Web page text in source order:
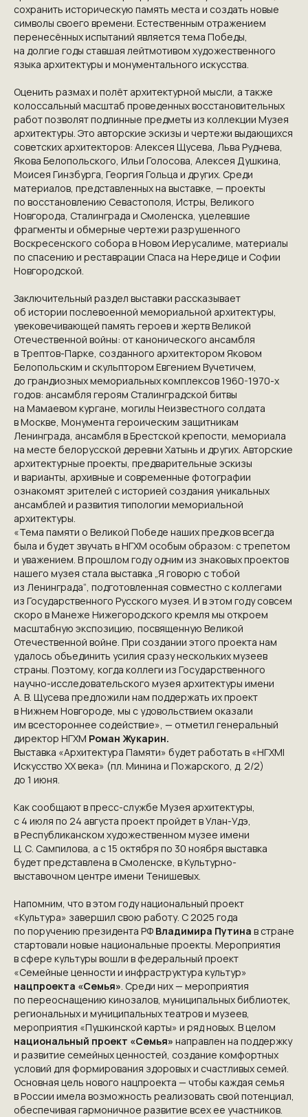
сохранить историческую память места и создать новые
символы своего времени. Естественным отражением
перенесённых испытаний является тема Победы,
на долгие годы ставшая лейтмотивом художественного
языка архитектуры и монументального искусства.
Оценить размах и полёт архитектурной мысли, а также
колоссальный масштаб проведенных восстановительных
работ позволят подлинные предметы из коллекции Музея
архитектуры. Это авторские эскизы и чертежи выдающихся
советских архитекторов: Алексея Щусева, Льва Руднева,
Якова Белопольского, Ильи Голосова, Алексея Душкина,
Моисея Гинзбурга, Георгия Гольца и других. Среди
материалов, представленных на выставке, — проекты
по восстановлению Севастополя, Истры, Великого
Новгорода, Сталинграда и Смоленска, уцелевшие
фрагменты и обмерные чертежи разрушенного
Воскресенского собора в Новом Иерусалиме, материалы
по спасению и реставрации Спаса на Нередице и Софии
Новгородской.
Заключительный раздел выставки рассказывает
об истории послевоенной мемориальной архитектуры,
увековечивающей память героев и жертв Великой
Отечественной войны: от канонического ансамбля
в Трептов-Парке, созданного архитектором Яковом
Белопольским и скульптором Евгением Вучетичем,
до грандиозных мемориальных комплексов 1960-1970-х
годов: ансамбля героям Сталинградской битвы
на Мамаевом кургане, могилы Неизвестного солдата
в Москве, Монумента героическим защитникам
Ленинграда, ансамбля в Брестской крепости, мемориала
на месте белорусской деревни Хатынь и других. Авторские
архитектурные проекты, предварительные эскизы
и варианты, архивные и современные фотографии
ознакомят зрителей с историей создания уникальных
ансамблей и развития типологии мемориальной
архитектуры.
«Тема памяти о Великой Победе наших предков всегда
была и будет звучать в НГХМ особым образом: с трепетом
и уважением. В прошлом году одним из знаковых проектов
нашего музея стала выставка „Я говорю с тобой
из Ленинграда“, подготовленная совместно с коллегами
из Государственного Русского музея. И в этом году совсем
скоро в Манеже Нижегородского кремля мы откроем
масштабную экспозицию, посвященную Великой
Отечественной войне. При создании этого проекта нам
удалось объединить усилия сразу нескольких музеев
страны. Поэтому, когда коллеги из Государственного
научно-исследовательского музея архитектуры имени
А. В. Щусева предложили нам поддержать их проект
в Нижнем Новгороде, мы с удовольствием оказали
им всестороннее содействие», — отметил генеральный
директор НГХМ Роман Жукарин.
Выставка «Архитектура Памяти» будет работать в «НГХМ|
Искусство XX века» (пл. Минина и Пожарского, д. 2/2)
до 1 июня.
Как сообщают в пресс-службе Музея архитектуры,
с 4 июля по 24 августа проект пройдет в Улан-Удэ,
в Республиканском художественном музее имени
Ц. С. Сампилова, а с 15 октября по 30 ноября выставка
будет представлена в Смоленске, в Культурно-
выставочном центре имени Тенишевых.
Напомним, что в этом году национальный проект
«Культура» завершил свою работу. С 2025 года
по поручению президента РФ Владимира Путина в стране
стартовали новые национальные проекты. Мероприятия
в сфере культуры вошли в федеральный проект
«Семейные ценности и инфраструктура культур»
нацпроекта «Семья». Среди них — мероприятия
по переоснащению кинозалов, муниципальных библиотек,
региональных и муниципальных театров и музеев,
мероприятия «Пушкинской карты» и ряд новых. В целом
национальный проект «Семья» направлен на поддержку
и развитие семейных ценностей, создание комфортных
условий для формирования здоровых и счастливых семей.
Основная цель нового нацпроекта — чтобы каждая семья
в России имела возможность реализовать свой потенциал,
обеспечивая гармоничное развитие всех ее участников.
КОНТАКТЫ
ПРИГЛАШАЕМ ВАС
ПРИНЯТЬ УЧАСТИЕ В
ПРОЕКТЕ
VICTORYDAY80.RU
NGKMOSCOW@YANDEX.RU
+7 (925) 007-33-07